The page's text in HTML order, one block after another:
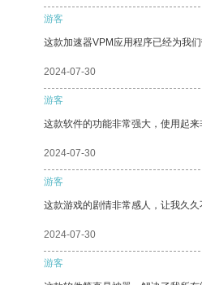
游客
这款加速器VPM应用程序已经为我
2024-07-30
游客
这款软件的功能非常强大，使用起来
2024-07-30
游客
这款游戏的剧情非常感人，让我久久
2024-07-30
游客